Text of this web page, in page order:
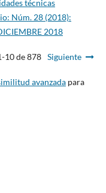
técnicas
Núm. 28 (2018):
2018
10 de 878 Siguiente
avanzadapara